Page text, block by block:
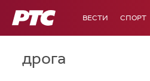
РТС ВЕСТИ СПОРТ
дрога